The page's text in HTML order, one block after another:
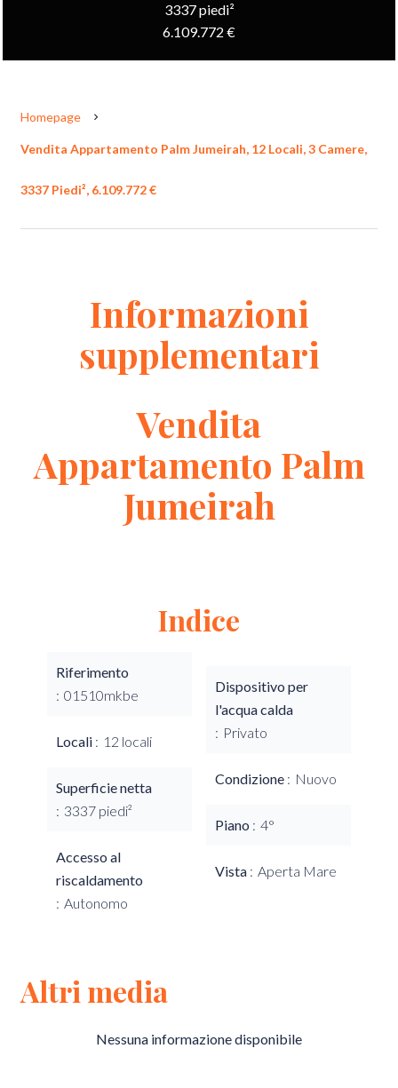
3337 piedi²
6.109.772 €
Homepage
Vendita Appartamento Palm Jumeirah, 12 Locali, 3 Camere,
3337 Piedi², 6.109.772 €
Informazioni
supplementari
Vendita
Appartamento Palm
Jumeirah
Indice
Riferimento
01510mkbe
Locali 12 locali
Superficie netta
3337 piedi²
Accesso al
riscaldamento
Autonomo
Dispositivo per
l'acqua calda
Privato
Condizione Nuovo
Piano 4°
Vista Aperta Mare
Altri media
Nessuna informazione disponibile